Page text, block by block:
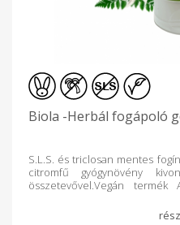
Biola -Herbál fogápoló
S.L.S. és triclosan mentes
citromfű gyógynövény
összetevővel.Vegán
leheletet biztosítja. A bíbor